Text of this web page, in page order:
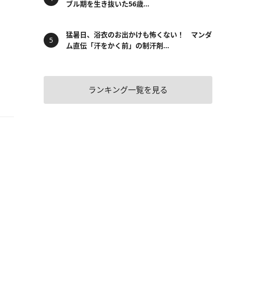
ブル期を生き抜いた56歳...
猛暑日、浴衣のお出かけも怖くない！ マンダ
ム直伝「汗をかく前」の制汗剤...
ランキング一覧を見る